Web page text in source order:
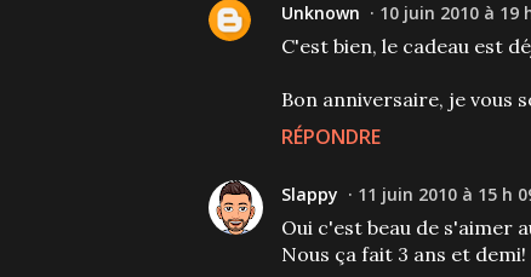
Unknown 10 juin 2010 à 19
C'est bien, le cadeau est
Bon anniversaire, je vous
RÉPONDRE
Slappy 11 juin 2010 à 15 h
Oui c'est beau de s'aimer
Nous ça fait 3 ans et demi!